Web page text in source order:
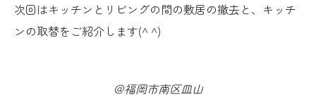
次回はキッチンとリビングの間の敷居の撤去と、キッチ
ンの取替をご紹介します(^ ^)
＠福岡市南区皿山